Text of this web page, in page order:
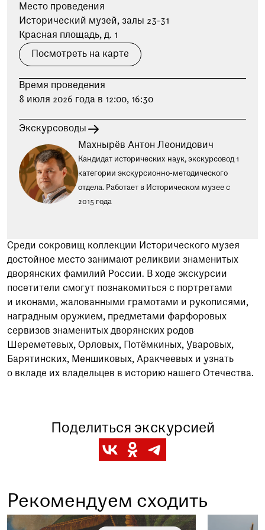
Опрос о качестве работы музея
Просим вас пройти опрос
о качестве работы музея. Ваше
Пройти опрос
Среди сокровищ коллекции Исторического музея
достойное место занимают реликвии знаменитых
дворянских фамилий России. В ходе экскурсии
посетители смогут познакомиться с портретами
и иконами, жалованными грамотами и рукописями,
наградным оружием, предметами фарфоровых
сервизов знаменитых дворянских родов
Шереметевых, Орловых, Потёмкиных, Уваровых,
Барятинских, Меншиковых, Аракчеевых и узнать
о вкладе их владельцев в историю нашего Отечества.
Место проведения
Исторический музей, залы 23-31
Красная площадь, д. 1
Посмотреть на карте
Время проведения
8 июля 2026 года в 12:00, 16:30
Экскурсоводы
Махнырёв Антон Леонидович
Кандидат исторических наук, экскурсовод 1
категории экскурсионно-методического
отдела. Работает в Историческом музее с
2015 года
Поделиться экскурсией
Рекомендуем сходить